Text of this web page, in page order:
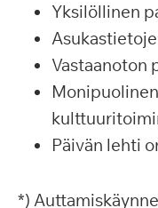
Yksilöllinen
Vastaanoton
Päivän lehti
*)